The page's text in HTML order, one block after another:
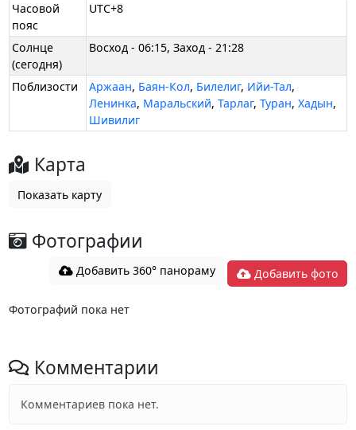
Часовой
пояс
UTC+8
Солнце
(сегодня)
Восход - 06:15, Заход - 21:28
Поблизости Аржаан, Баян-Кол, Билелиг, Ийи-Тал,
Ленинка, Маральский,Тарлаг,Туран,Хадын,
Шивилиг
Карта
Показать карту
Фотографии
Добавить 360° панораму Добавить фото
Фотографий пока нет
Комментарии
Комментариев пока нет.